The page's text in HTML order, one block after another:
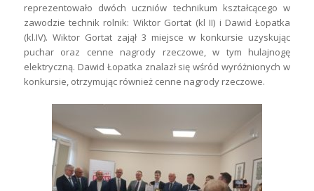
reprezentowało dwóch uczniów technikum kształcącego w
zawodzie technik rolnik: Wiktor Gortat (kl II) i Dawid Łopatka
(kl.IV). Wiktor Gortat zajął 3 miejsce w konkursie uzyskując
puchar oraz cenne nagrody rzeczowe, w tym hulajnogę
elektryczną. Dawid Łopatka znalazł się wśród wyróżnionych w
konkursie, otrzymując również cenne nagrody rzeczowe.